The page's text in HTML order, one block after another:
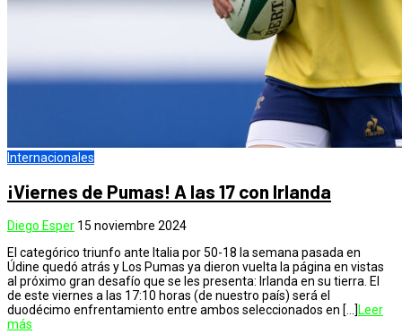
Internacionales
¡Viernes de Pumas! A las 17 con Irlanda
Diego Esper 15 noviembre 2024
El categórico triunfo ante Italia por 50-18 la semana pasada en
Údine quedó atrás y Los Pumas ya dieron vuelta la página en vistas
al próximo gran desafío que se les presenta: Irlanda en su tierra. El
de este viernes a las 17:10 horas (de nuestro país) será el
duodécimo enfrentamiento entre ambos seleccionados en […]Leer
más